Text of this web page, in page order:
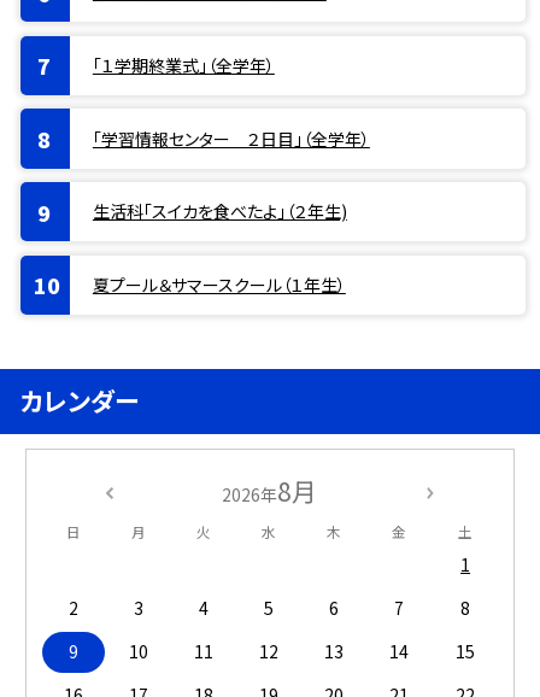
「１学期終業式」（全学年）
「学習情報センター ２日目」（全学年）
生活科「スイカを食べたよ」（２年生)
夏プール＆サマースクール（１年生）
カレンダー
2026年8月
日 月 火 水 木 金 土
1
2
3 4 5 6 7
8
9
10 11 12 13 14
15